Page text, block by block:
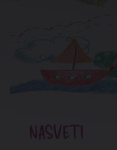
NASVETI